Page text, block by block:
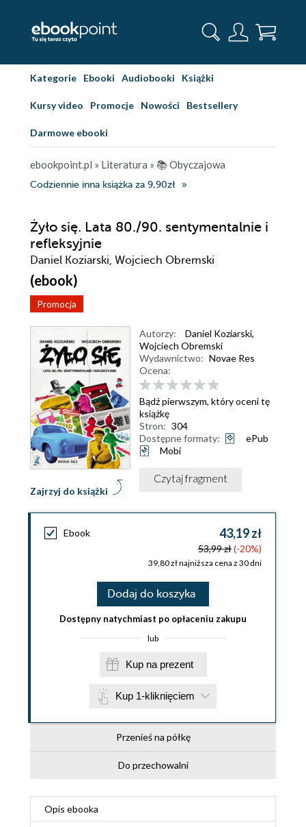
Kategorie Ebooki Audiobooki Książki
Kursy video Promocje Nowości Bestsellery
Darmowe ebooki
ebookpoint.pl » Literatura » 📚 Obyczajowa
Codziennie inna książka za 9,90zł
Żyło się. Lata 80./90. sentymentalnie i
refleksyjnie
Daniel Koziarski, Wojciech Obremski
(ebook)
Promocja
Zajrzyj do książki
Autorzy: Daniel Koziarski,
Wojciech Obremski
Wydawnictwo: Novae Res
Ocena:
Bądź pierwszym, który oceni tę
książkę
Stron: 304
Dostępne formaty:
ePub
Mobi
Czytaj fragment
Ebook 43,19 zł
53,99 zł(-20%)
39,80 zł najniższa cena z 30 dni
Dodaj do koszyka
Dostępny natychmiast po opłaceniu zakupu
lub
Kup na prezent
Kup 1-kliknięciem
Przenieś na półkę
Do przechowalni
Opis ebooka